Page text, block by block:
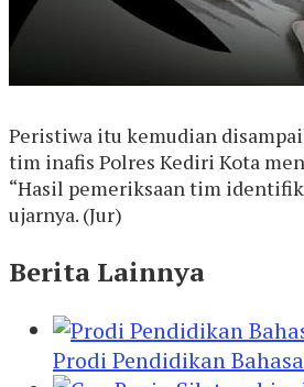
Peristiwa itu kemudian
tim inafis Polres Kediri Kota
“Hasil pemeriksaan tim
ujarnya. (Jur)
Berita Lainnya
Prodi Pendidikan